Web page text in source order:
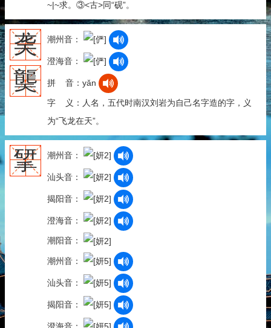
~|~求。③<古>同“砚”。
䶮
龑
潮州音：
澄海音：
拼 音：yǎn
字 义：人名，五代时南汉刘岩为自己名字造的字，义
为“飞龙在天”。
揅 潮州音：
汕头音：
揭阳音：
澄海音：
潮阳音：
潮州音：
汕头音：
揭阳音：
澄海音：